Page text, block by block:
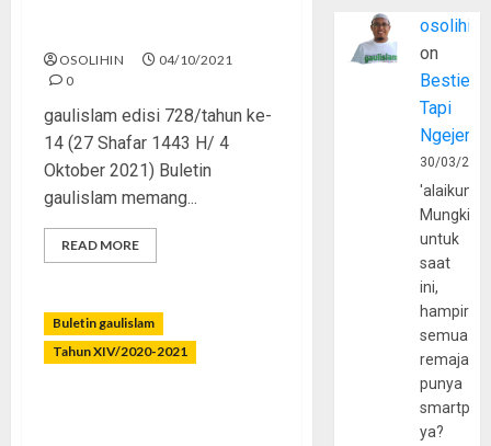
OSOLIHIN
04/10/2021
0
gaulislam edisi 728/tahun ke-
14 (27 Shafar 1443 H/ 4
Oktober 2021) Buletin
gaulislam memang...
READ MORE
Buletin gaulislam
Tahun XIV/2020-2021
osolihin
on
Bestie
Tapi
30/03/
Mungkin
untuk
saat
ini,
hampir
semua
remaja
punya
ya?